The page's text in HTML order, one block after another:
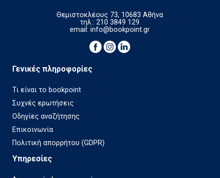
Θεμιστοκλέους 73, 10683 Αθήνα
τηλ.: 210 3849 129
email:info@bookpoint.gr
Γενικές πληροφορίες
Τι είναι το bookpoint
Συχνές ερωτήσεις
Οδηγίες αναζήτησης
Επικοινωνία
Πολιτική απορρήτου (GDPR)
Υπηρεσίες